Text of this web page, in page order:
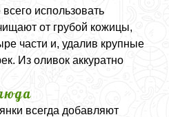
использовать
от грубой кожицы,
части и, удалив крупные
Из оливок аккуратно
всегда добавляют